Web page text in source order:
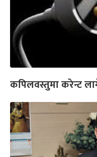
कपिलवस्तुमा करेन्ट